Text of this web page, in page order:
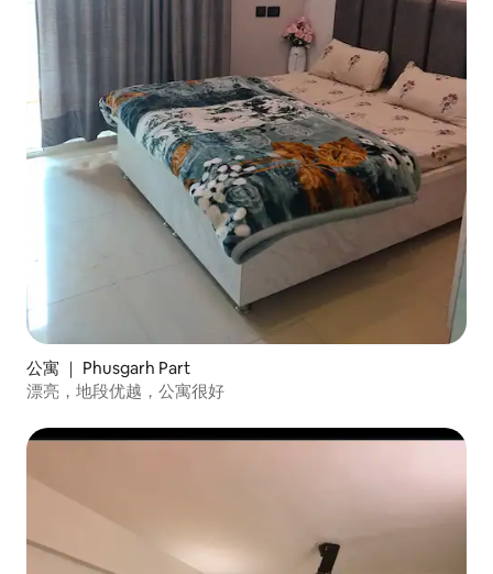
公寓 ｜ Phusgarh Part
漂亮，地段优越，公寓很好